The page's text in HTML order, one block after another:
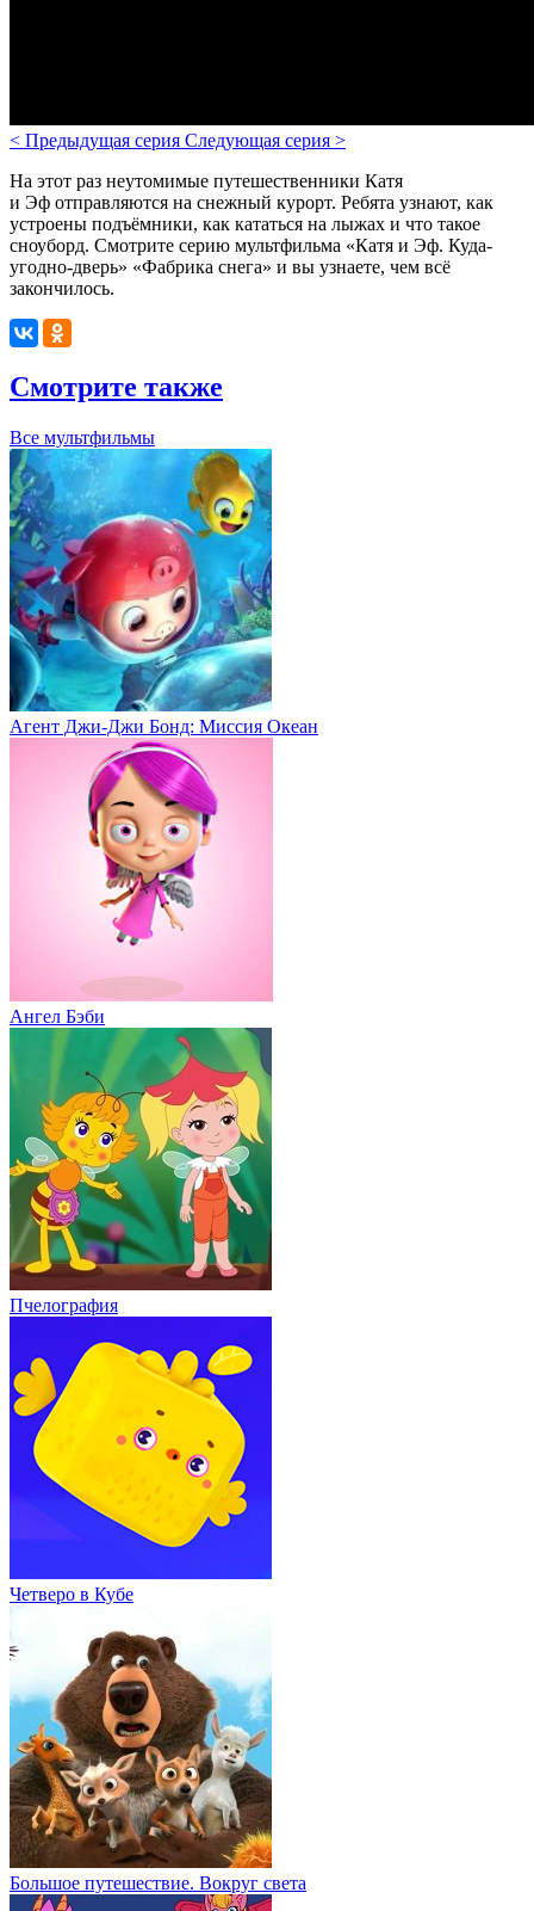
< Предыдущая серия Следующая серия >
На этот раз неутомимые путешественники Катя
и Эф отправляются на снежный курорт. Ребята узнают, как
устроены подъёмники, как кататься на лыжах и что такое
сноуборд. Смотрите серию мультфильма «Катя и Эф. Куда-
угодно-дверь» «Фабрика снега» и вы узнаете, чем всё
закончилось.
Смотрите также
Все мультфильмы
Агент Джи-Джи Бонд: Миссия Океан
Ангел Бэби
Пчелография
Четверо в Кубе
Большое путешествие. Вокруг света